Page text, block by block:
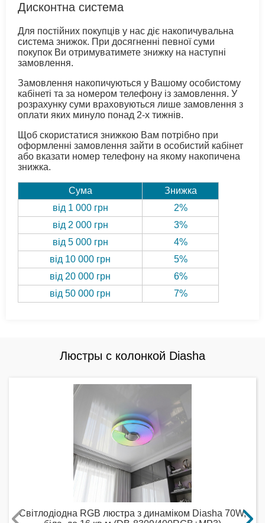
Дисконтна система
Для постійних покупців у нас діє накопичувальна
система знижок. При досягненні певної суми
покупок Ви отримуватимете знижку на наступні
замовлення.
Замовлення накопичуються у Вашому особистому
кабінеті та за номером телефону із замовлення. У
розрахунку суми враховуються лише замовлення з
оплати яких минуло понад 2-х тижнів.
Щоб скористатися знижкою Вам потрібно при
оформленні замовлення зайти в особистий кабінет
або вказати номер телефону на якому накопичена
знижка.
Сума
Знижка
від 1 000 грн
2%
від 2 000 грн
3%
від 5 000 грн
4%
від 10 000 грн
5%
від 20 000 грн
6%
від 50 000 грн
7%
Люстры с колонкой Diasha
Світлодіодна RGB люстра з динаміком Diasha 70W,